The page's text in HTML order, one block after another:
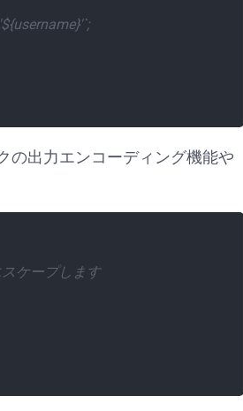
の出力エンコーディング機能や
ケープします